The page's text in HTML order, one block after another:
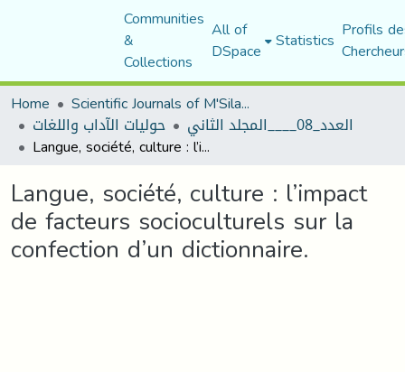
Communities
&
Collections
All of
DSpace Statistics Profils
Home
Scientific Journals of M'Sila University
حوليات الآداب واللغات العدد_08____المجلد الثاني
Langue, société, culture : l’impact de facteurs socioculturels sur la confection d’un dictionnaire.
Langue, société, culture : l’impact
de facteurs socioculturels sur la
confection d’un dictionnaire.